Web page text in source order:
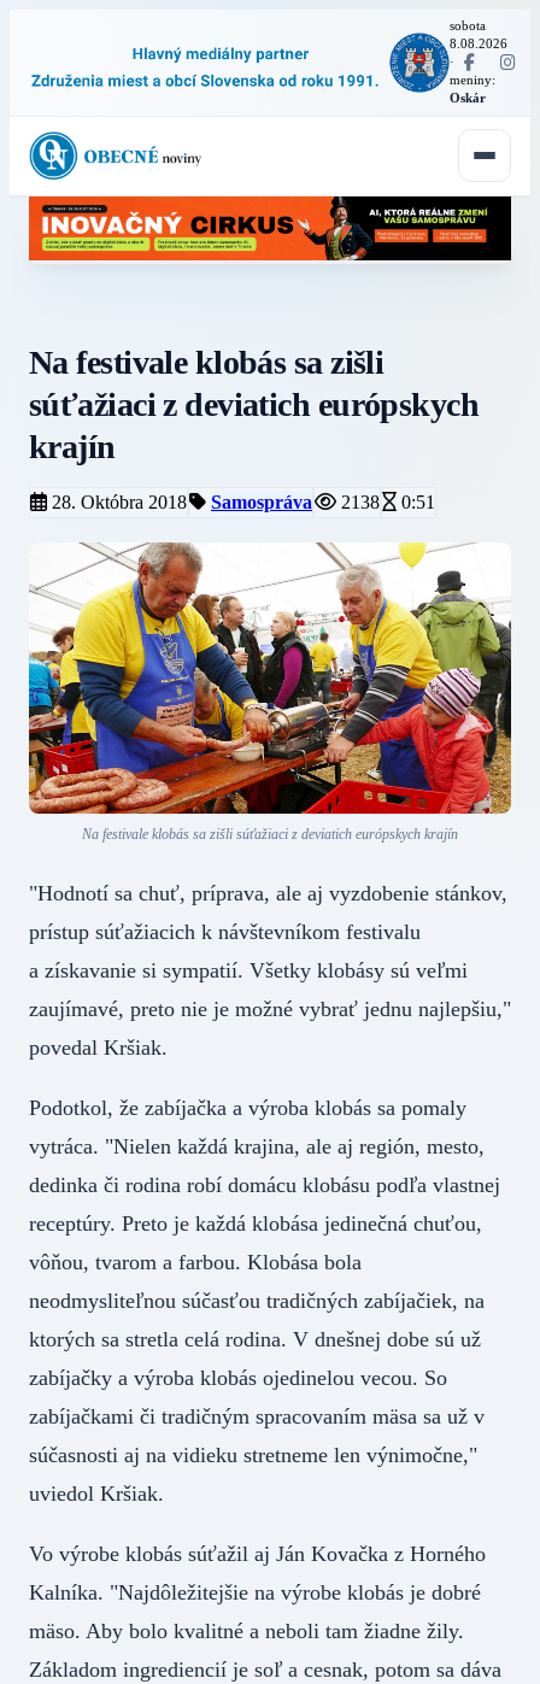
sobota
8.08.2026
·
meniny:
Oskár
Na festivale klobás sa zišli
súťažiaci z deviatich európskych
krajín
28. Októbra 2018 Samospráva 2138 0:51
Na festivale klobás sa zišli súťažiaci z deviatich európskych krajín
"Hodnotí sa chuť, príprava, ale aj vyzdobenie stánkov,
prístup súťažiacich k návštevníkom festivalu
a získavanie si sympatií. Všetky klobásy sú veľmi
zaujímavé, preto nie je možné vybrať jednu najlepšiu,"
povedal Kršiak.
Podotkol, že zabíjačka a výroba klobás sa pomaly
vytráca. "Nielen každá krajina, ale aj región, mesto,
dedinka či rodina robí domácu klobásu podľa vlastnej
receptúry. Preto je každá klobása jedinečná chuťou,
vôňou, tvarom a farbou. Klobása bola
neodmysliteľnou súčasťou tradičných zabíjačiek, na
ktorých sa stretla celá rodina. V dnešnej dobe sú už
zabíjačky a výroba klobás ojedinelou vecou. So
zabíjačkami či tradičným spracovaním mäsa sa už v
súčasnosti aj na vidieku stretneme len výnimočne,"
uviedol Kršiak.
Vo výrobe klobás súťažil aj Ján Kovačka z Horného
Kalníka. "Najdôležitejšie na výrobe klobás je dobré
mäso. Aby bolo kvalitné a neboli tam žiadne žily.
Základom ingrediencií je soľ a cesnak, potom sa dáva